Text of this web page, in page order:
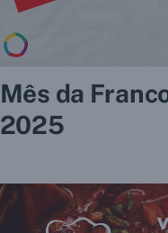
Mês da
2025